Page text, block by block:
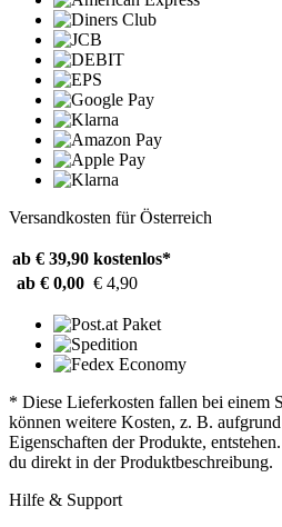
Versandkosten für Österreich
ab € 39,90 kostenlos*
ab € 0,00 € 4,90
* Diese Lieferkosten fallen bei einem
können weitere Kosten, z. B.
Eigenschaften der Produkte,
du direkt in der Produktbeschreibung.
Hilfe & Support